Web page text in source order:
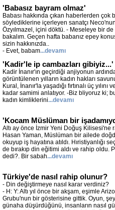
'Babasız bayram olmaz'
Babası hakkında çıkan haberlerden çok
söylediklerine içerleyen sanatçı
Özyılmazel, içini döktü. - Meseleye bir de
bakalım. Geçen hafta babanız epey
sizin hakkınızda..
- Evet, babam...devamı
'Kadir'le ip cambazları gibiyiz...'
Kadir İnanır'ın geçirdiği anjiyonun
görüntülenen yılların kadın hakları
Kural, İnanır'la yaşadığı fırtınalı üç yılını
kadar samimi anlatıyor. -Biz bliyoruz ki;
kadın kimliklerini...devamı
'Kocam Müslüman bir
Altı ay önce İzmir Yeni Doğuş Kilisesi'ne
Hasan Yaman, Müslüman bir ailede
okuyup iş hayatına atıldı. Hıristiyanlığı
de bırakıp din eğitimi aldı ve rahip oldu.
dedi?. Bir sabah...devamı
Türkiye'de nasıl rahip olunur?
- Din değiştirmeye nasıl karar verdiniz?
- H: Y: Altı yıl önce bir akşam, eşimle
Grubu'nun bir gösterisine gittik. Oyun,
günaha düşürdüğünü, insanların nasıl